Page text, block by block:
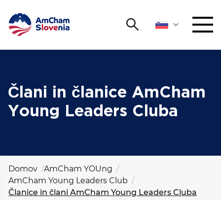
Išči
ZAGOVORNIŠTVO
AmCham YOUNG
ČLANSTVO
Člani in članice AmCham
Young Leaders Cluba
Domov
AmCham YOUng
AmCham Young Leaders Club
Članice in člani AmCham Young Leaders Cluba